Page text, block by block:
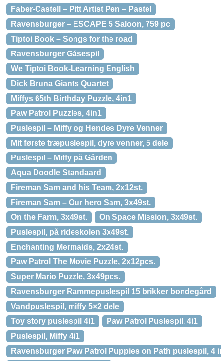
Faber-Castell – Pitt Artist Pen – Pastel
Ravensburger – ESCAPE 5 Saloon, 759 pc
Tiptoi Book – Songs for the road
Ravensburger Gåsespil
We Tiptoi Book-Learning English
Dick Bruna Giants Quartet
Miffys 65th Birthday Puzzle, 4in1
Paw Patrol Puzzles, 4in1
Puslespil – Miffy og Hendes Dyre Venner
Mit første træpuslespil, dyre venner, 5 dele
Puslespil – Miffy på Gården
Aqua Doodle Standaard
Fireman Sam and his Team, 2x12st.
Fireman Sam – Our hero Sam, 3x49st.
On the Farm, 3x49st.
On Space Mission, 3x49st.
Puslespil, på rideskolen 3x49st.
Enchanting Mermaids, 2x24st.
Paw Patrol The Movie Puzzle, 2x12pcs.
Super Mario Puzzle, 3x49pcs.
Ravensburger Rammepuslespil 15 brikker bondegård
Vandpuslespil, miffy 5×2 dele
Toy story puslespil 4i1
Paw Patrol Puslespil, 4i1
Puslespil, Miffy 4i1
Ravensburger Paw Patrol Puppies on Path puslespil, 4